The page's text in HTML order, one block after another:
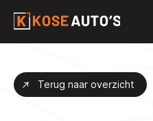
HOME
Terug naar overzicht